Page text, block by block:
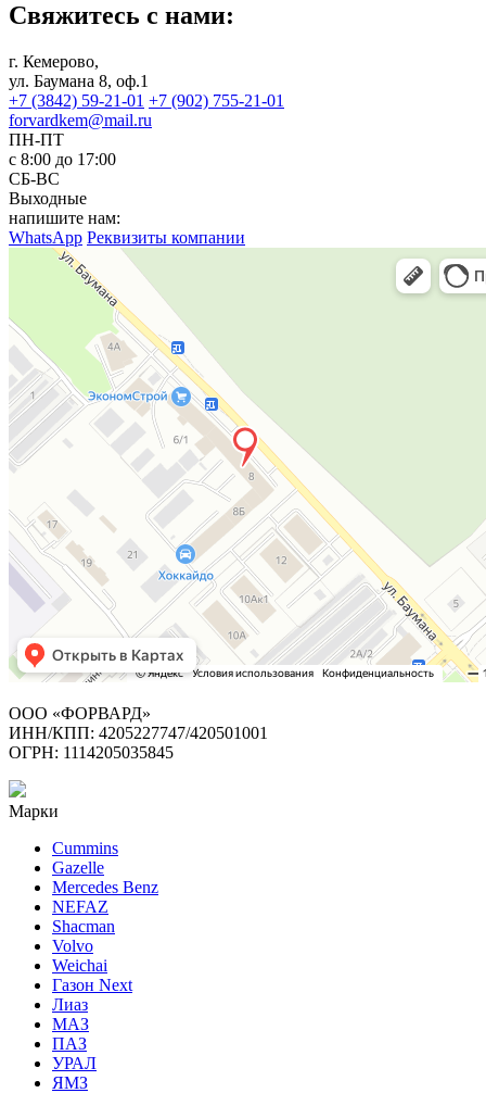
Свяжитесь с нами:
г. Кемерово,
ул. Баумана 8, оф.1
+7 (3842) 59-21-01 +7 (902) 755-21-01
forvardkem@mail.ru
ПН-ПТ
с 8:00 до 17:00
СБ-ВС
Выходные
напишите нам:
WhatsApp Реквизиты компании
ООО «ФОРВАРД»
ИНН/КПП: 4205227747/420501001
ОГРН: 1114205035845
Марки
Cummins
Gazelle
Mercedes Benz
NEFAZ
Shacman
Volvo
Weichai
Газон Next
Лиаз
МАЗ
ПАЗ
УРАЛ
ЯМЗ